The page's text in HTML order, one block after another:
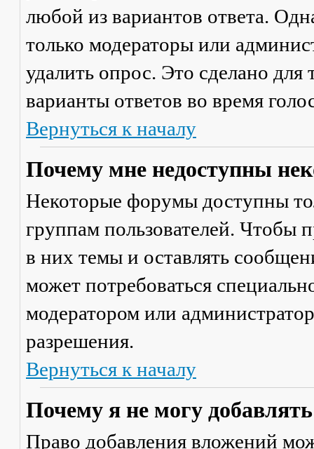
любой из вариантов ответа.
только модераторы или
удалить опрос. Это сделано для
варианты ответов во время
Вернуться к началу
Почему мне недоступны
Некоторые форумы доступны
группам пользователей. Чтобы
в них темы и оставлять
может потребоваться
модератором или
разрешения.
Вернуться к началу
Почему я не могу
Право добавления вложений